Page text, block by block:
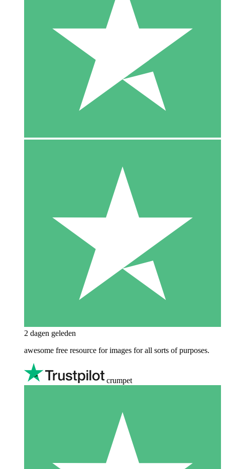
2 dagen geleden
awesome free resource for images for all sorts of purposes.
crumpet